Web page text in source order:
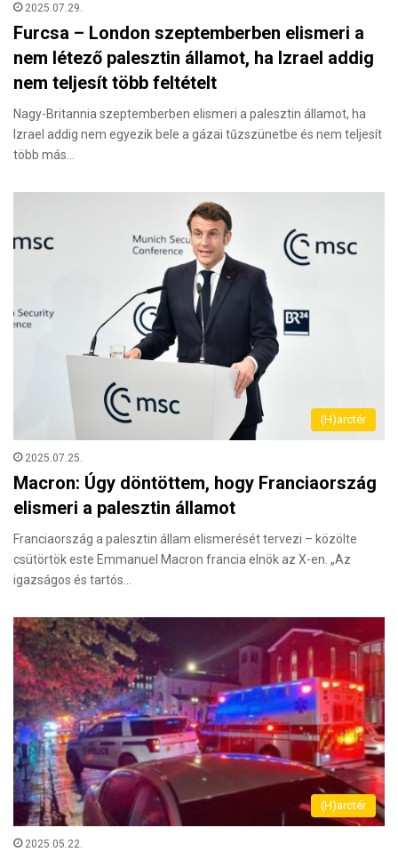
2025.07.29.
Furcsa – London szeptemberben elismeri a
nem létező palesztin államot, ha Izrael addig
nem teljesít több feltételt
Nagy-Britannia szeptemberben elismeri a palesztin államot, ha
Izrael addig nem egyezik bele a gázai tűzszünetbe és nem teljesít
több más…
(H)arctér
2025.07.25.
Macron: Úgy döntöttem, hogy Franciaország
elismeri a palesztin államot
Franciaország a palesztin állam elismerését tervezi – közölte
csütörtök este Emmanuel Macron francia elnök az X-en. „Az
igazságos és tartós…
(H)arctér
2025.05.22.